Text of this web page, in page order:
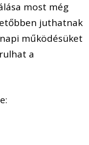
most még
juthatnak
napi működésüket
a